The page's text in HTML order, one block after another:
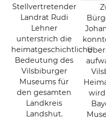
Stellvertretender
Landrat Rudi
Lehner
unterstrich die
heimatgeschichtliche
Bedeutung des
Vilsbiburger
Museums für
den gesamten
Landkreis
Landshut.